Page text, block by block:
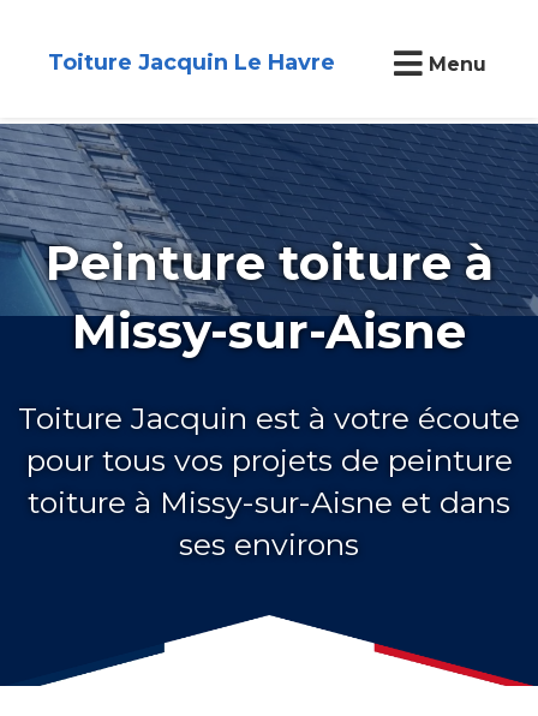
Toiture Jacquin Le Havre Menu
Peinture toiture à
Missy-sur-Aisne
Toiture Jacquin est à votre écoute
pour tous vos projets de peinture
toiture à Missy-sur-Aisne et dans
ses environs